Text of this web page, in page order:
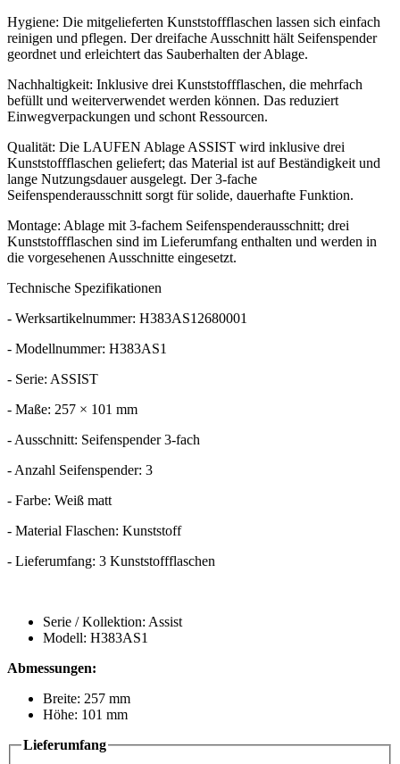
Hygiene: Die mitgelieferten Kunststoffflaschen lassen sich einfach
reinigen und pflegen. Der dreifache Ausschnitt hält Seifenspender
geordnet und erleichtert das Sauberhalten der Ablage.
Nachhaltigkeit: Inklusive drei Kunststoffflaschen, die mehrfach
befüllt und weiterverwendet werden können. Das reduziert
Einwegverpackungen und schont Ressourcen.
Qualität: Die LAUFEN Ablage ASSIST wird inklusive drei
Kunststoffflaschen geliefert; das Material ist auf Beständigkeit und
lange Nutzungsdauer ausgelegt. Der 3‑fache
Seifenspenderausschnitt sorgt für solide, dauerhafte Funktion.
Montage: Ablage mit 3‑fachem Seifenspenderausschnitt; drei
Kunststoffflaschen sind im Lieferumfang enthalten und werden in
die vorgesehenen Ausschnitte eingesetzt.
Technische Spezifikationen
- Werksartikelnummer: H383AS12680001
- Modellnummer: H383AS1
- Serie: ASSIST
- Maße: 257 × 101 mm
- Ausschnitt: Seifenspender 3-fach
- Anzahl Seifenspender: 3
- Farbe: Weiß matt
- Material Flaschen: Kunststoff
- Lieferumfang: 3 Kunststoffflaschen
Serie / Kollektion: Assist
Modell: H383AS1
Abmessungen:
Breite: 257 mm
Höhe: 101 mm
Lieferumfang